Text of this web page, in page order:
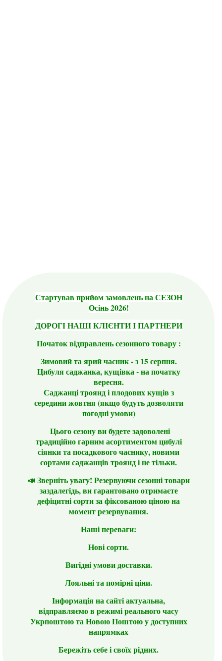
Стартував прийом замовлень на СЕЗОН
Осінь 2026!
ДОРОГІ НАШІ КЛІЄНТИ І ПАРТНЕРИ
Початок відправлень сезонного товару :
Зимовий та ярий часник - з 15 серпня.
Цибуля саджанка, кущівка - на початку
вересня.
Саджанці троянд і плодових кущів з
середини жовтня (якщо будуть дозволяти
погодні умови)
Цього сезону ви будете задоволені
традиційно гарним асортиментом цибулі
сіянки та посадкового часнику, новими
сортами саджанців троянд і не тільки.
📣 Зверніть увагу! Резервуючи сезонні товари
заздалегідь, ви гарантовано отримаєте
дефіцитні сорти за фіксованою ціною на
момент резервування.
Наші переваги:
Нові сорти.
Вигідні умови доставки.
Лояльні та помірні ціни.
Інформація на сайті актуальна,
відправляємо в режимі реального часу
Укрпоштою та Новою Поштою у доступних
напрямках
Бережіть себе і своїх рідних.